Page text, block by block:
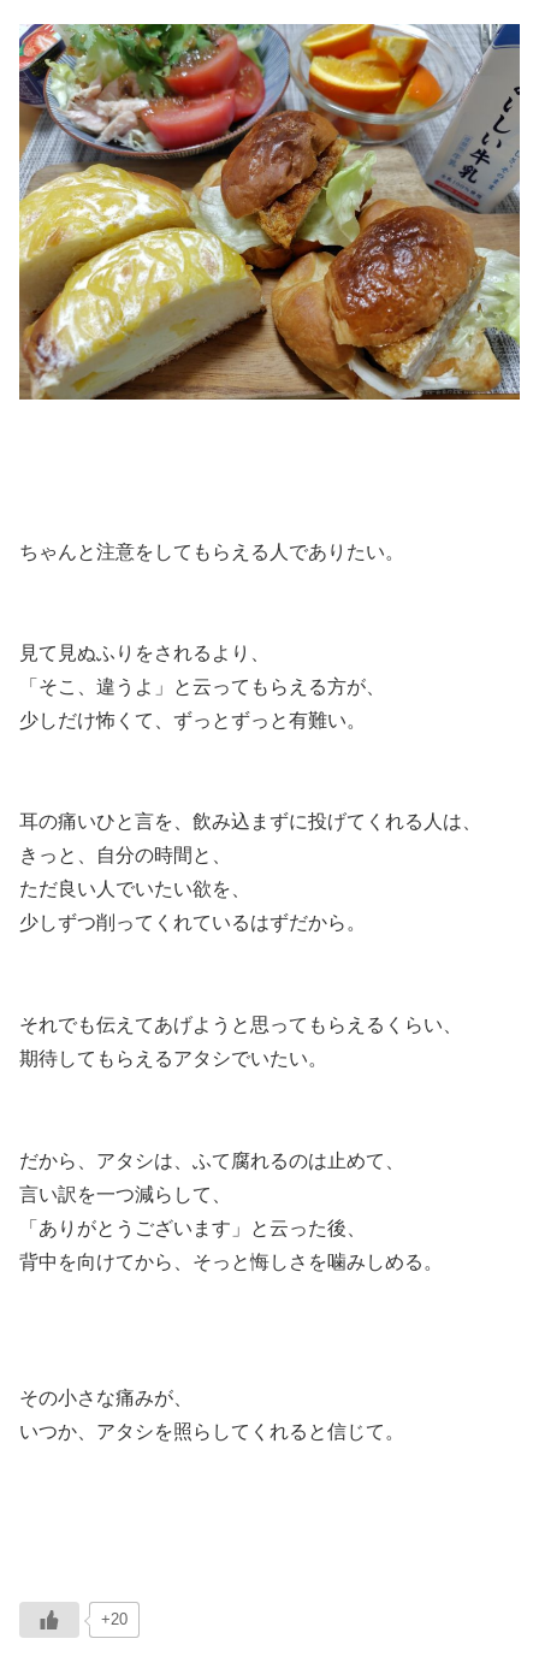
ちゃんと注意をしてもらえる人でありたい。
見て見ぬふりをされるより、
「そこ、違うよ」と云ってもらえる方が、
少しだけ怖くて、ずっとずっと有難い。
耳の痛いひと言を、飲み込まずに投げてくれる人は、
きっと、自分の時間と、
ただ良い人でいたい欲を、
少しずつ削ってくれているはずだから。
それでも伝えてあげようと思ってもらえるくらい、
期待してもらえるアタシでいたい。
だから、アタシは、ふて腐れるのは止めて、
言い訳を一つ減らして、
「ありがとうございます」と云った後、
背中を向けてから、そっと悔しさを噛みしめる。
その小さな痛みが、
いつか、アタシを照らしてくれると信じて。
+20